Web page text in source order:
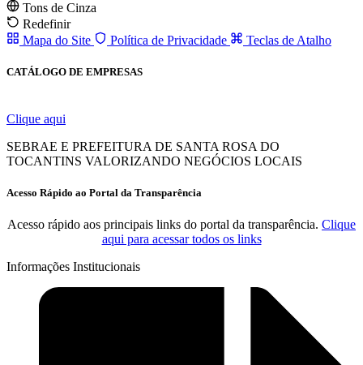
Tons de Cinza
Redefinir
Mapa do Site
Política de Privacidade Teclas de Atalho
CATÁLOGO DE EMPRESAS
Clique aqui
SEBRAE E PREFEITURA DE SANTA ROSA DO
TOCANTINS VALORIZANDO NEGÓCIOS LOCAIS
Acesso Rápido ao Portal da Transparência
Acesso rápido aos principais links do portal da transparência. Clique
aqui para acessar todos os links
Informações Institucionais